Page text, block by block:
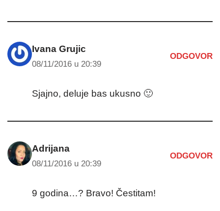
Ivana Grujic
08/11/2016 u 20:39
ODGOVOR
Sjajno, deluje bas ukusno 🙂
Adrijana
08/11/2016 u 20:39
ODGOVOR
9 godina…? Bravo! Čestitam!